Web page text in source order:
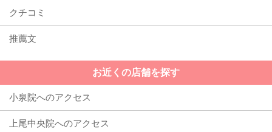
クチコミ
推薦文
お近くの店舗を探す